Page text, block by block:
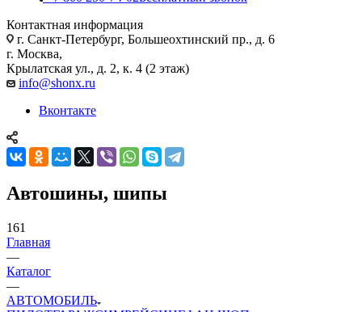
Контактная информация
г. Санкт-Петербург, Большеохтинский пр., д. 6
г. Москва,
Крылатская ул., д. 2, к. 4 (2 этаж)
info@shonx.ru
Вконтакте
Автошины, шипы
161
Главная
—
Каталог
—
АВТОМОБИЛЬ